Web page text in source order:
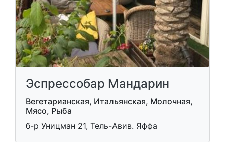
Эспрессобар Мандарин
Вегетарианская, Итальянская, Молочная,
Мясо, Рыба
б-р Уницман 21, Тель-Авив. Яффа